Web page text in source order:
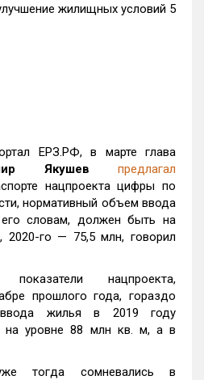
жилищных условий 5
ЕРЗ.РФ, в марте глава
Якушев
предлагал
нацпроекта цифры по
нормативный объем ввода
словам, должен быть на
2020-го — 75,5 млн, говорил
нацпроекта,
прошлого года, гораздо
жилья в 2019 году
на уровне 88 млн кв. м, а в
тогда сомневались в